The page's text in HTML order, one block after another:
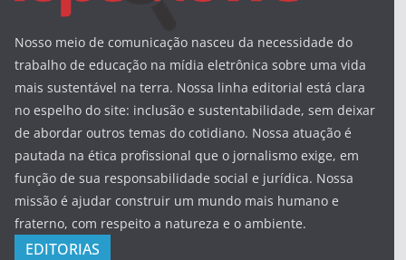
Nosso meio de comunicação nasceu da necessidade do
trabalho de educação na mídia eletrônica sobre uma vida
mais sustentável na terra. Nossa linha editorial está clara
no espelho do site: inclusão e sustentabilidade, sem deixar
de abordar outros temas do cotidiano. Nossa atuação é
pautada na ética profissional que o jornalismo exige, em
função de sua responsabilidade social e jurídica. Nossa
missão é ajudar construir um mundo mais humano e
fraterno, com respeito a natureza e o ambiente.
EDITORIAS